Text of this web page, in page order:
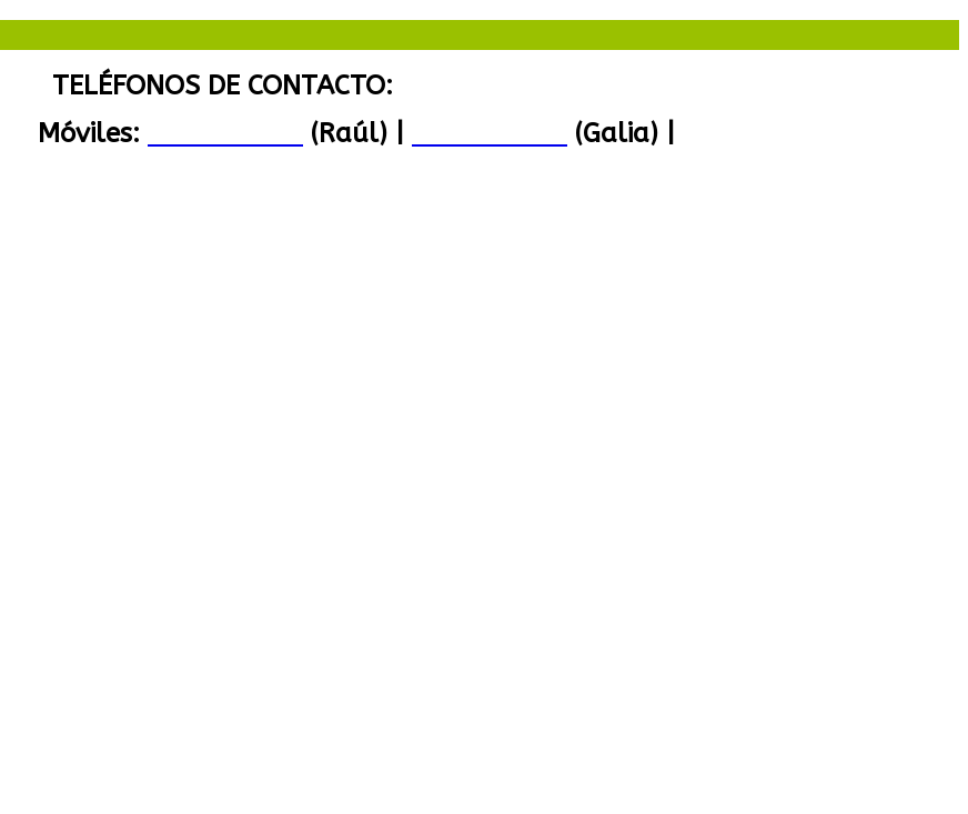
TELÉFONOS DE CONTACTO:
Móviles: (Raúl) | (Galia) |